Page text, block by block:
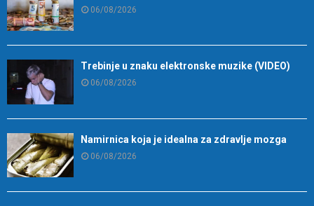
06/08/2026
Trebinje u znaku elektronske muzike (VIDEO)
06/08/2026
Namirnica koja je idealna za zdravlje mozga
06/08/2026